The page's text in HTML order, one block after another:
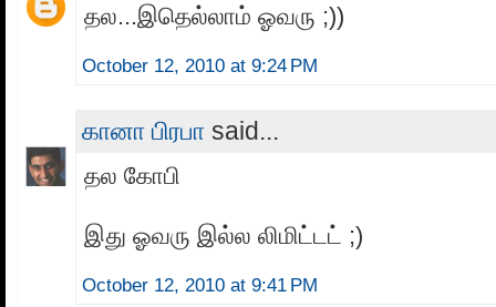
தல...இதெல்லாம் ஓவரு ;))
October 12, 2010 at 9:24 PM
கானா பிரபா said...
தல கோபி
இது ஓவரு இல்ல லிமிட்டட் ;)
October 12, 2010 at 9:41 PM